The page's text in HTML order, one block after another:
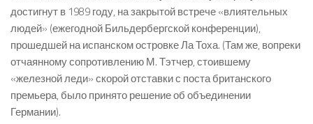
достигнут в 1989 году, на закрытой встрече «влиятельных
людей» (ежегодной Бильдербергской конференции),
прошедшей на испанском островке Ла Тоха. (Там же, вопреки
отчаянному сопротивлению М. Тэтчер, стоившему
«железной леди» скорой отставки с поста британского
премьера, было принято решение об объединении
Германии).